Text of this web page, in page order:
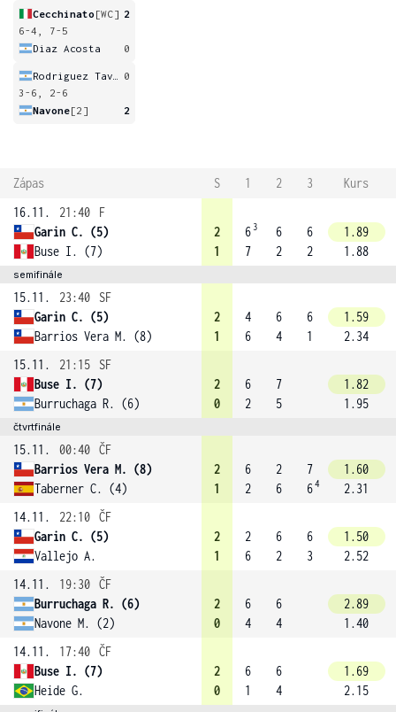
Cecchinato [WC] 2
6-4, 7-5
Diaz Acosta
0
0
3-6, 2-6
Navone[2] 2
Zápas S 1 2 3
Kurs
16.11.
21:40
F
Garin C. (5)
Buse I. (7)
2
1
6 3
7
6
2
6
2
1.89
1.88
semifinále
15.11. 23:40
SF
Garin C. (5)
Barrios Vera M. (8)
2
1
4
6
6
4
6
1
1.59
2.34
15.11.
21:15
SF
Buse I. (7)
Burruchaga R. (6)
2
0
6
2
7
5
1.82
1.95
čtvrtfinále
15.11. 00:40 ČF
Barrios Vera M. (8)
Taberner C. (4)
2
1
6
2
2
6
7
64
1.60
2.31
14.11.
22:10 ČF
Garin C. (5)
Vallejo A.
2
1
2
6
6
2
6
3
1.50
2.52
14.11.
19:30 ČF
Burruchaga R. (6)
Navone M. (2)
2
0
6
4
6
4
2.89
1.40
14.11.
17:40 ČF
Buse I. (7)
Heide G.
2
0
6
1
6
4
1.69
2.15